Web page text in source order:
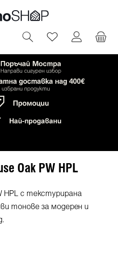
Имате 0
Oak PW HPL